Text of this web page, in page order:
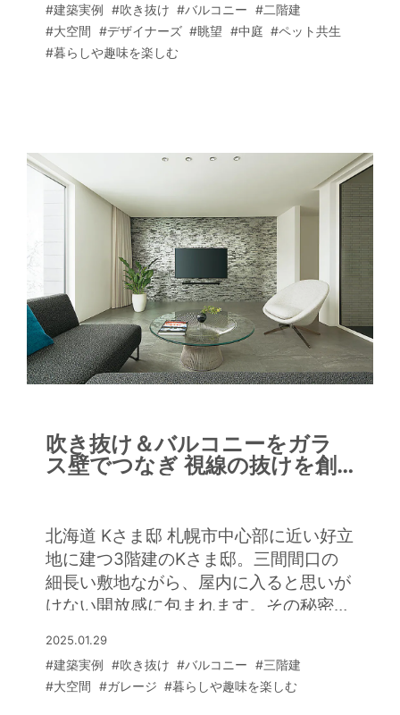
吹き抜けにしたＬＤＫは約50帖もある
大空間。大きな吹き抜けに光の格子を連
ねたようなペンダント照明がアート作品
ーをされることも多いそうです。リビン
グには、床を下げたピットスタイルのラ
ビットコーナーもあり、ペットのウサギ
も楽しそう。ＬＤＫの大きな窓の外には
フラットにタイルテラスと芝生の庭が広
がり、高くそびえるオリーブの大樹が心
地よい木陰を作っています。オリーブの
樹はＬＤＫからも、2階のサニタリーや
バルコニーからも眺められるＳさま邸の
シンボル。屋内を移動するごとに庭の眺
きのタイルテラスも設けて、アウトドア
のくつろぎスペースに。食事をしたり、
きにしつらえたラグジュアリーなバーラ
ウンジも見逃せません。ここはゲストを
ウェルカムドリンクでおもてなしするス
ペース。ライトアップされた坪庭も美し
らに2階には専用バルコニーで外気浴も
楽しめるサウナルームも設置。リゾート
感に満ちた心豊かな家時間を満喫されて
#建築実例 #吹き抜け #バルコニー #二階建
#大空間 #デザイナーズ #眺望 #中庭 #ペット共生
#暮らしや趣味を楽しむ
吹き抜け＆バルコニーをガラ
ス壁でつなぎ 視線の抜けを創
北海道 Kさま邸 札幌市中心部に近い好立
地に建つ3階建のKさま邸。三間間口の
細長い敷地ながら、屋内に入ると思いが
けない開放感に包まれます。その秘密は
を透明化したプランにありました。 1階
にインナーガレージと洗面・浴室を配
2025.01.29
#建築実例 #吹き抜け #バルコニー #三階建
#大空間 #ガレージ #暮らしや趣味を楽しむ